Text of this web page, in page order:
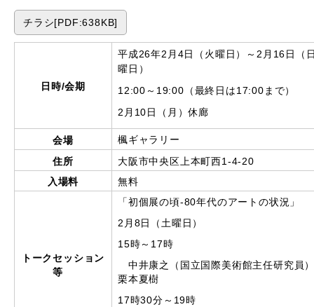
チラシ[PDF:638KB]
日時/会期
平成26年2月4日（火曜日）～2月16日（
曜日）
12:00～19:00（最終日は17:00まで）
2月10日（月）休廊
会場 楓ギャラリー
住所 大阪市中央区上本町西1-4-20
入場料 無料
トークセッション
等
「初個展の頃-80年代のアートの状況」
2月8日（土曜日）
15時～17時
中井康之（国立国際美術館主任研究員
栗本夏樹
17時30分～19時